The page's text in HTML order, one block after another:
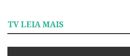
TV LEIA MAIS